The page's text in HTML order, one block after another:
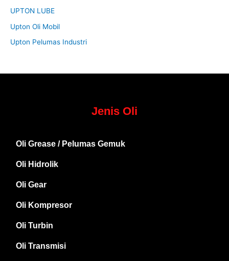
UPTON LUBE
Upton Oli Mobil
Upton Pelumas Industri
Jenis Oli
Oli Grease / Pelumas Gemuk
Oli Hidrolik
Oli Gear
Oli Kompresor
Oli Turbin
Oli Transmisi